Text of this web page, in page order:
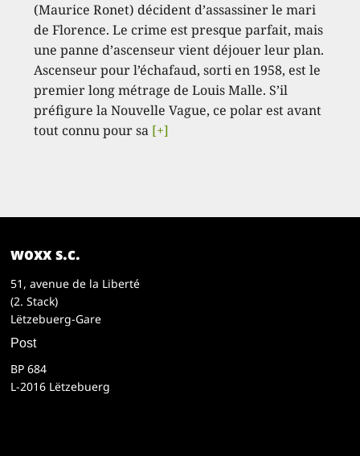
(Maurice Ronet) décident d’assassiner le mari
de Florence. Le crime est presque parfait, mais
une panne d’ascenseur vient déjouer leur plan.
Ascenseur pour l’échafaud, sorti en 1958, est le
premier long métrage de Louis Malle. S’il
préfigure la Nouvelle Vague, ce polar est avant
tout connu pour sa [+]
woxx s.c.
51, avenue de la Liberté
(2. Stack)
Lëtzebuerg-Gare
Post
BP 684
L-2016 Lëtzebuerg